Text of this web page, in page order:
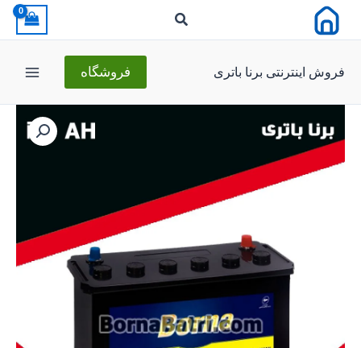
فروش اینترنتی برنا باتری فروشگاه